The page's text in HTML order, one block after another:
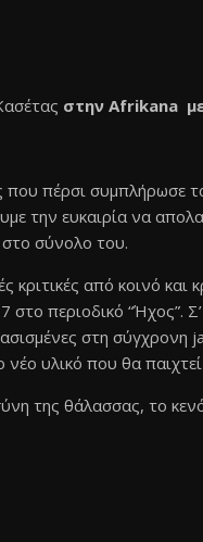
στην Afrikana
πέρσι συμπλήρωσε
την ευκαιρία να
σύνολο του.
κριτικές από κοινό και
περιοδικό “Ήχος”.
στη σύγχρονη
υλικό που θα
της θάλασσας, το κενό